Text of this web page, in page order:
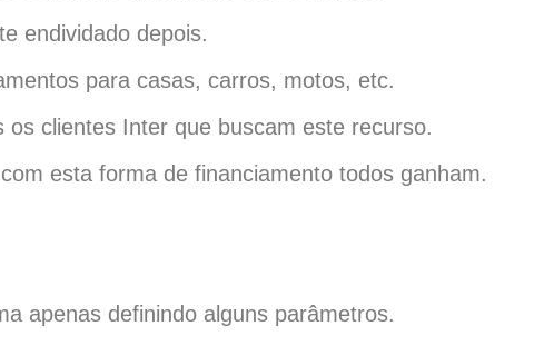
endividado depois.
para casas, carros, motos, etc.
clientes Inter que buscam este recurso.
esta forma de financiamento todos ganham.
apenas definindo alguns parâmetros.